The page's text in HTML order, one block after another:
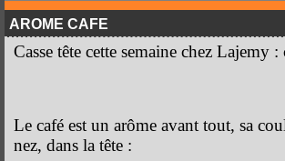
AROME CAFE
Casse tête cette semaine chez Lajemy
Le café est un arôme avant tout, sa
nez, dans la tête :